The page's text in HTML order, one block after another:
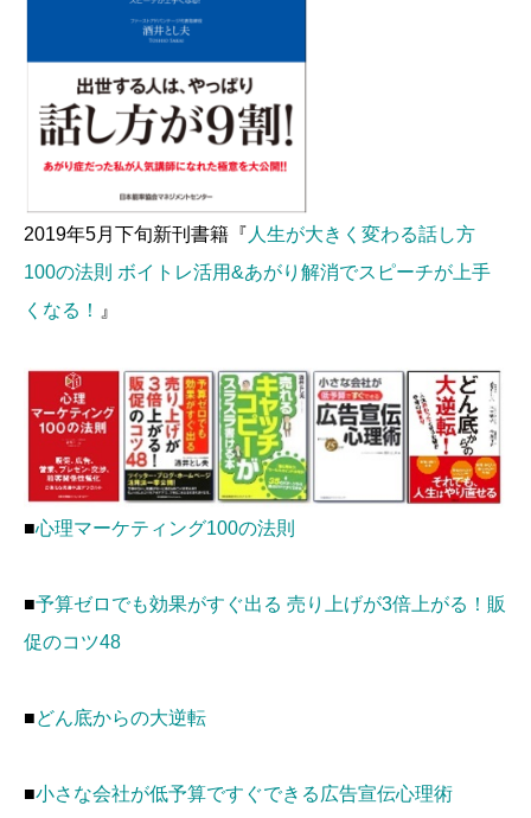
2019年5月下旬新刊書籍『 人生が大きく変わる話し方
100の法則 ボイトレ活用&あがり解消でスピーチが上手
くなる！
』
■心理マーケティング100の法則
■予算ゼロでも効果がすぐ出る 売り上げが3倍上がる！販
促のコツ48
■どん底からの大逆転
■小さな会社が低予算ですぐできる広告宣伝心理術